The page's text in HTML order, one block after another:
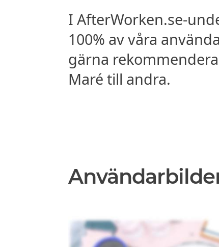
I AfterWorken.se-
100% av våra
gärna
Maré till andra.